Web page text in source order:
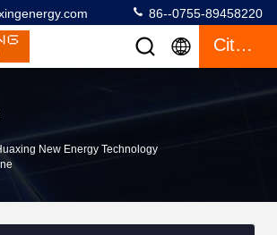
86--0755-89458220
Citaat
New Energy Technology